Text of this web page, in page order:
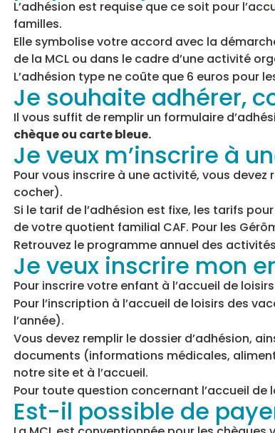
L’adhésion est requise que ce soit pour
familles.
Elle symbolise votre accord avec la
de la MCL ou dans le cadre d’une activité
L’adhésion type ne coûte que 6 euros pour
Je souhaite adhérer,
Il vous suffit de remplir un formulaire
chèque ou carte bleue.
Je veux m’inscrire à
Pour vous inscrire à une activité, vous
cocher).
Si le tarif de l’adhésion est fixe, les tarifs
de votre quotient familial CAF. Pour les
Retrouvez le programme annuel des
Je veux inscrire mon
Pour inscrire votre enfant à l’accueil de
Pour l’inscription à l’accueil de loisirs des
l’année).
Vous devez remplir le dossier d’adhésion,
documents (informations médicales,
notre site et à l’accueil.
Pour toute question concernant l’accueil
Est-il possible de